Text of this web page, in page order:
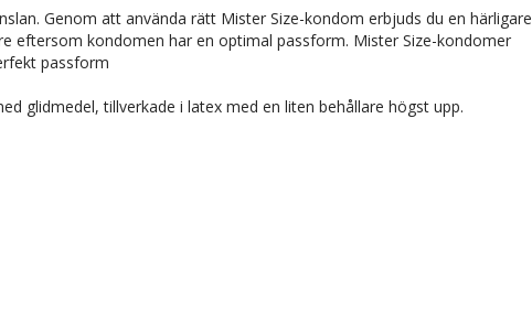
Genom att använda rätt Mister Size-kondom erbjuds du en härligare
eftersom kondomen har en optimal passform. Mister Size-kondomer
passform
glidmedel, tillverkade i latex med en liten behållare högst upp.